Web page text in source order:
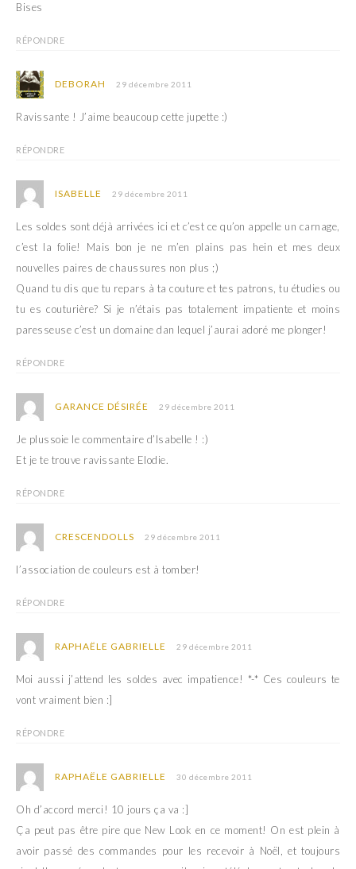
Bises
RÉPONDRE
DEBORAH 29 décembre 2011
Ravissante ! J’aime beaucoup cette jupette :)
RÉPONDRE
ISABELLE 29 décembre 2011
Les soldes sont déjà arrivées ici et c’est ce qu’on appelle un carnage,
c’est la folie! Mais bon je ne m’en plains pas hein et mes deux
nouvelles paires de chaussures non plus ;)
Quand tu dis que tu repars à ta couture et tes patrons, tu étudies ou
tu es couturière? Si je n’étais pas totalement impatiente et moins
paresseuse c’est un domaine dan lequel j’aurai adoré me plonger!
RÉPONDRE
GARANCE DÉSIRÉE 29 décembre 2011
Je plussoie le commentaire d’Isabelle ! :)
Et je te trouve ravissante Elodie.
RÉPONDRE
CRESCENDOLLS 29 décembre 2011
l’association de couleurs est à tomber!
RÉPONDRE
RAPHAËLE GABRIELLE 29 décembre 2011
Moi aussi j’attend les soldes avec impatience! *-* Ces couleurs te
vont vraiment bien :]
RÉPONDRE
RAPHAËLE GABRIELLE 30 décembre 2011
Oh d’accord merci! 10 jours ça va :]
Ça peut pas être pire que New Look en ce moment! On est plein à
avoir passé des commandes pour les recevoir à Noël, et toujours